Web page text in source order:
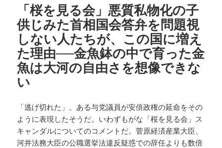
「桜を見る会」悪質私物化の子
供じみた首相国会答弁を問題視
しない人たちが、この国に増え
た理由──金魚鉢の中で育った金
魚は大河の自由さを想像できな
い
「逃げ切れた」。ある与党議員が安倍政権の延命をその
ように表現したそうだ。いわずもがな「桜を見る会」ス
キャンダルについてのコメントだ。菅原経済産業大臣、
河井法務大臣の公職選挙法違反疑惑での辞任よりも数倍